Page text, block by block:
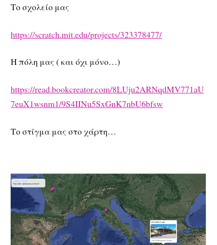
Το σχολείο μας
https://scratch.mit.edu/projects/323378477/
Η πόλη μας ( και όχι μόνο…)
https://read.bookcreator.com/8LUju2ARNqdMV771aU
7euX1wsnm1/9S4IINu5SxGnK7nbU6bfsw
Το στίγμα μας στο χάρτη…